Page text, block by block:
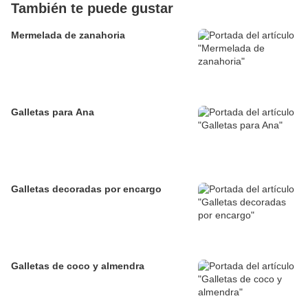
También te puede gustar
Mermelada de zanahoria
Galletas para Ana
Galletas decoradas por encargo
Galletas de coco y almendra